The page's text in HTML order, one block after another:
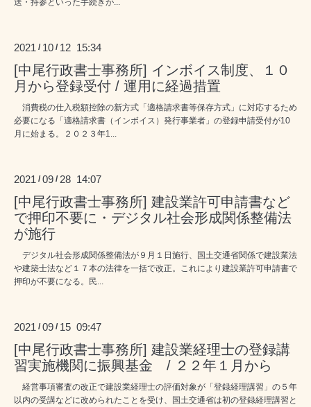
2021 / 10 / 12 15:34
[中尾行政書士事務所] インボイス制度、１０
月から登録受付 / 運用に経過措置
消費税の仕入税額控除の新方式「適格請求書等保存方式」に対応するため
必要になる「適格請求書（インボイス）発行事業者」の登録申請受付が10
月に始まる。２０２３年1...
2021 /09 / 28 14:07
[中尾行政書士事務所] 建設業許可申請書など
で押印不要に・デジタル社会形成関係整備法
が施行
デジタル社会形成関係整備法が９月１日施行、国土交通省関係で建設業法
や建築士法など１７本の法律を一括で改正。これにより建設業許可申請書で
押印が不要になる。民...
2021 /09 / 15 09:47
[中尾行政書士事務所] 建設業経理士の登録講
習実施機関に振興基金 / ２２年１月から
経営事項審査の改正で建設業経理士の評価対象が「登録経理講習」の５年
以内の受講などに改められたことを受け、国土交通省は初の登録経理講習と